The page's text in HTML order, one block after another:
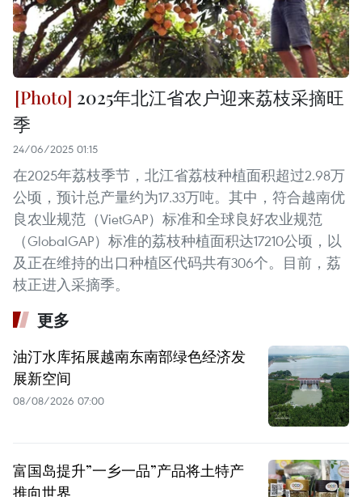
2025年北江省农户迎来荔枝采摘旺
季
24/06/2025 01:15
在2025年荔枝季节，北江省荔枝种植面积超过2.98万
公顷，预计总产量约为17.33万吨。其中，符合越南优
良农业规范（VietGAP）标准和全球良好农业规范
（GlobalGAP）标准的荔枝种植面积达17210公顷，以
及正在维持的出口种植区代码共有306个。目前，荔
枝正进入采摘季。
更多
油汀水库拓展越南东南部绿色经济发
展新空间
08/08/2026 07:00
富国岛提升”一乡一品”产品将土特产
推向世界